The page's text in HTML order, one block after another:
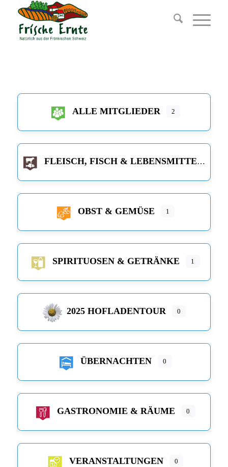
ALLE MITGLIEDER 2
FLEISCH, FISCH & LEBENSMITTEL
OBST & GEMÜSE 1
SPIRITUOSEN & GETRÄNKE 1
2025 HOFLADENTOUR 0
ÜBERNACHTEN 0
GASTRONOMIE & RÄUME 0
VERANSTALTUNGEN 0